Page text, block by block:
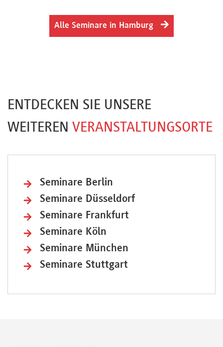
Alle Seminare in Hamburg
ENTDECKEN SIE UNSERE
WEITEREN VERANSTALTUNGSORTE
Seminare Berlin
Seminare Düsseldorf
Seminare Frankfurt
Seminare Köln
Seminare München
Seminare Stuttgart